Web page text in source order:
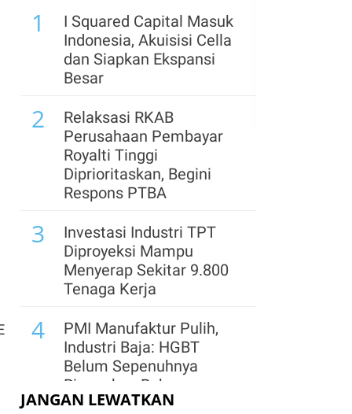
1
I Squared Capital Masuk
Indonesia, Akuisisi Cella
dan Siapkan Ekspansi
Besar
2
Relaksasi RKAB
Perusahaan Pembayar
Royalti Tinggi
Diprioritaskan, Begini
Respons PTBA
3
Investasi Industri TPT
Diproyeksi Mampu
Menyerap Sekitar 9.800
Tenaga Kerja
4
PMI Manufaktur Pulih,
Industri Baja: HGBT
Belum Sepenuhnya
Ringankan Beban
Produksi
JANGAN LEWATKAN